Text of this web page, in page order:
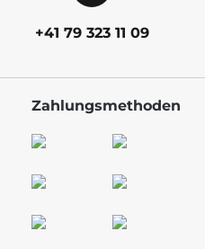
+41 79 323 11 09
Zahlungsmethoden